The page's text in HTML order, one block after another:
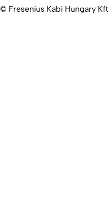
© Fresenius Kabi Hungary